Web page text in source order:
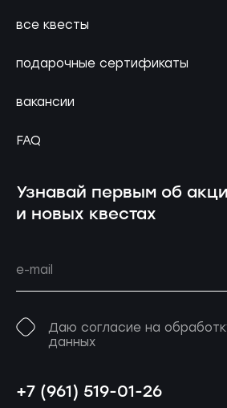
все квесты
подарочные сертификаты
вакансии
FAQ
Узнавай первым об
и новых квестах
Даю согласие на
данных
+7 (961) 519-01-26